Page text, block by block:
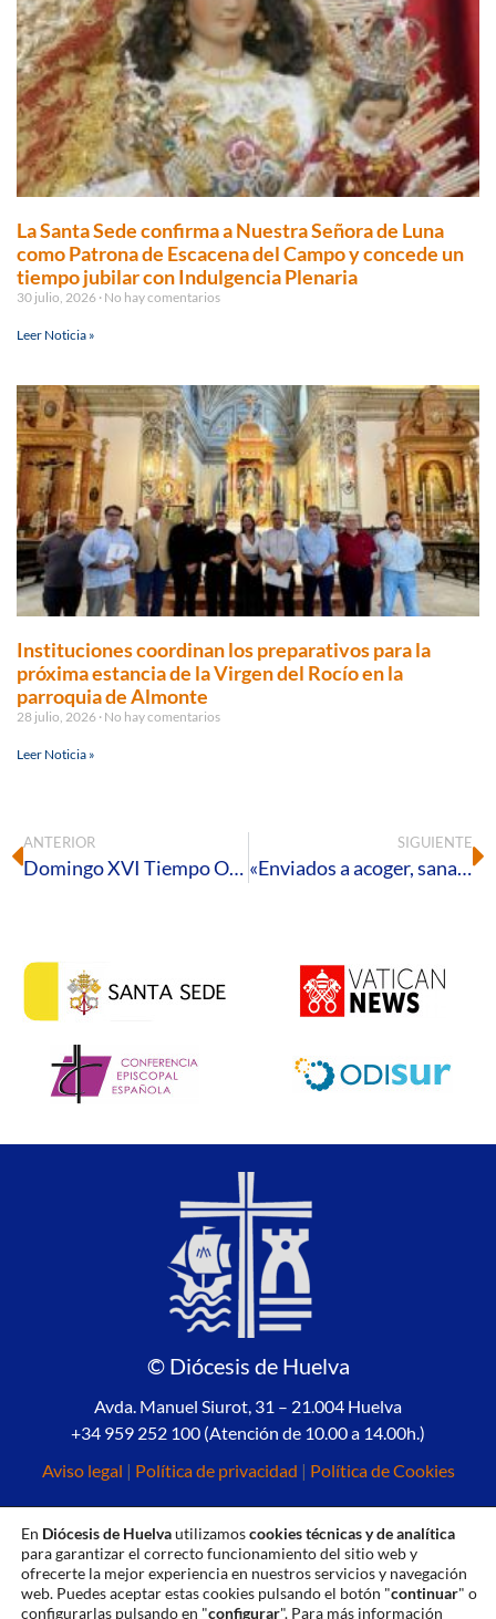
La Santa Sede confirma a Nuestra Señora de Luna
como Patrona de Escacena del Campo y concede un
tiempo jubilar con Indulgencia Plenaria
30 julio, 2026 No hay comentarios
Leer Noticia »
Instituciones coordinan los preparativos para la
próxima estancia de la Virgen del Rocío en la
parroquia de Almonte
28 julio, 2026 No hay comentarios
Leer Noticia »
ANTERIOR
Domingo XVI Tiempo Ordinario – A
SIGUIENTE
«Enviados a acoger, sanar y reconstruir» (Cf. Jer, 33,6-7)
© Diócesis de Huelva
Avda. Manuel Siurot, 31 – 21.004 Huelva
+34 959 252 100 (Atención de 10.00 a 14.00h.)
Aviso legal | Política de privacidad | Política de Cookies
En Diócesis de Huelvautilizamoscookies técnicas y de analítica
para garantizar el correcto funcionamiento del sitio web y
ofrecerte la mejor experiencia en nuestros servicios y navegación
web. Puedes aceptar estas cookies pulsando el botón "continuar" o
configurarlas pulsando en "configurar". Para más información